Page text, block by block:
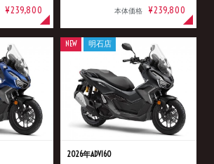
¥239,800 本体価格 ¥239,800
2026年ADV160
NEW 明石店